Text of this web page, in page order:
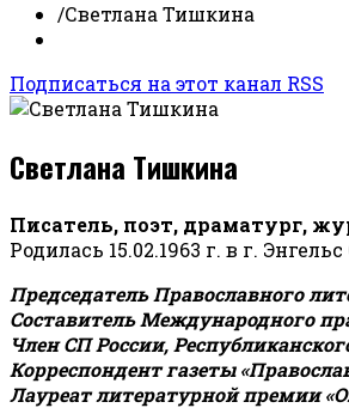
/Светлана Тишкина
Подписаться на этот канал RSS
Светлана Тишкина
Писатель, поэт, драматург,
Родилась 15.02.1963 г. в г.
Председатель Православного
Составитель Международного
Член СП России,
Корреспондент газеты
Лауреат литературной премии